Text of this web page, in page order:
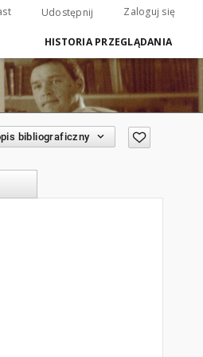
Udostępnij Zaloguj się
HISTORIA PRZEGLĄDANIA
bibliograficzny